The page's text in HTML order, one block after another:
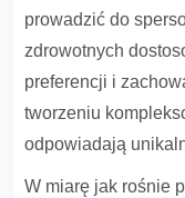
prowadzić do
zdrowotnych
preferencji i
tworzeniu
odpowiadają
W miarę jak rośnie